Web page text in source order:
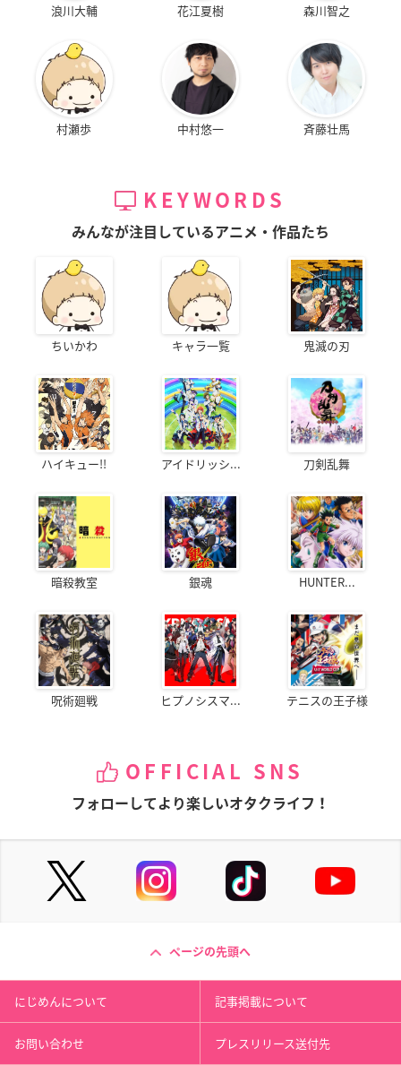
浪川大輔 花江夏樹 森川智之
村瀬歩 中村悠一 斉藤壮馬
KEYWORDS
みんなが注目しているアニメ・作品たち
ちいかわ キャラ一覧 鬼滅の刃
ハイキュー!! アイドリッシ... 刀剣乱舞
暗殺教室 銀魂 HUNTER...
呪術廻戦 ヒプノシスマ... テニスの王子様
OFFICIAL SNS
フォローしてより楽しいオタクライフ！
ページの先頭へ
にじめんについて 記事掲載について
お問い合わせ プレスリリース送付先